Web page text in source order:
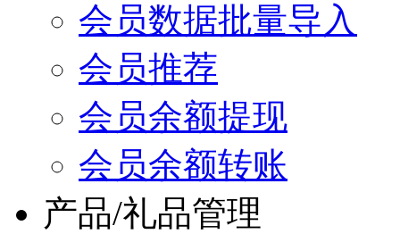
会员数据批量导入
会员推荐
会员余额提现
会员余额转账
产品/礼品管理